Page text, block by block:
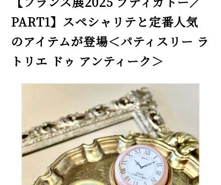
PART1】スペシャリテと定番人気
のアイテムが登場＜パティスリー ラ
トリエ ドゥ アンティーク＞